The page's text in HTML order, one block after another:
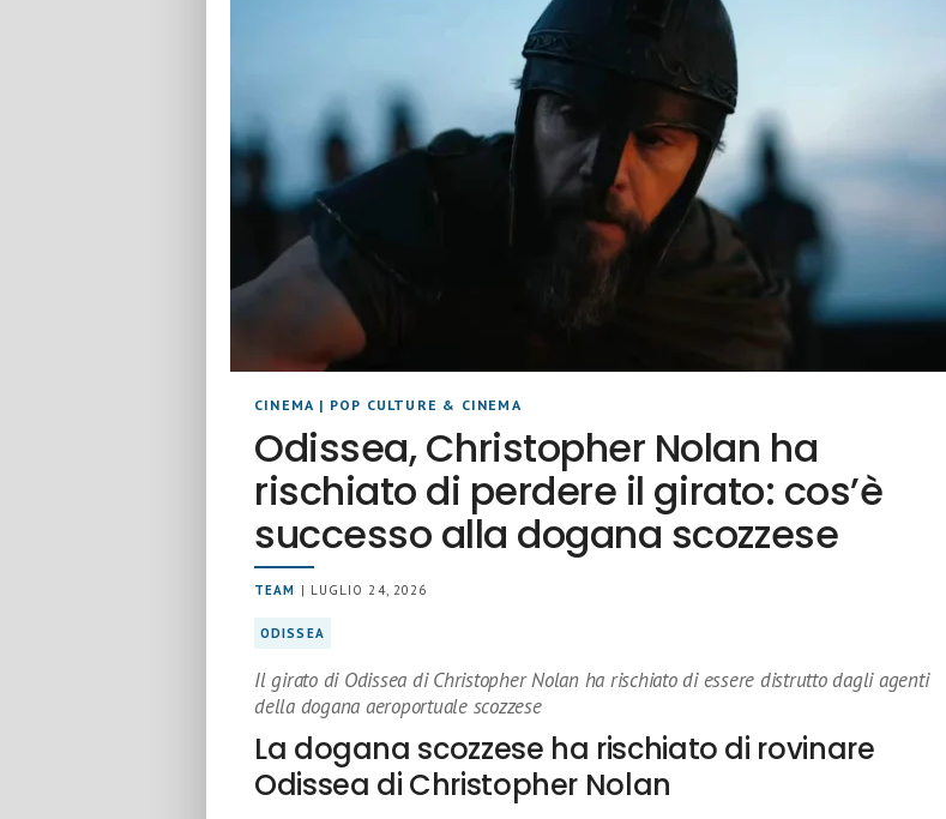
CINEMA | POP CULTURE & CINEMA
Odissea, Christopher Nolan ha
rischiato di perdere il girato: cos’è
successo alla dogana scozzese
TEAM | LUGLIO 24, 2026
ODISSEA
Il girato di Odissea di Christopher Nolan ha rischiato di essere distrutto dagli agenti
della dogana aeroportuale scozzese
La dogana scozzese ha rischiato di rovinare
Odissea di Christopher Nolan